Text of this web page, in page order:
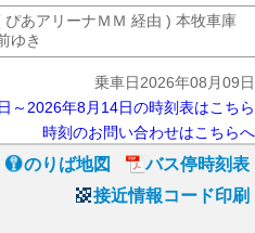
ぴあアリーナＭＭ 経由 ) 本牧車庫
ゆき
乗車日2026年08月09日
～2026年8月14日の時刻表はこちら
時刻のお問い合わせはこちらへ
のりば地図
バス停時刻表
接近情報コード印刷